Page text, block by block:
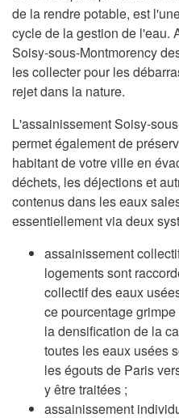
de la rendre potable, est
cycle de la gestion de l'eau.
Soisy-sous-Montmorency
les collecter pour les
rejet dans la nature.
L'assainissement Soisy-
permet également de
habitant de votre ville en
déchets, les déjections et
contenus dans les eaux
essentiellement via deux
assainissement
logements sont
collectif des eaux
ce pourcentage
la densification de la
toutes les eaux usées
les égouts de Paris
y être traitées ;
assainissement